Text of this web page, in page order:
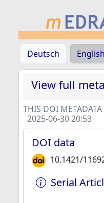
Deutsch English
View full
THIS DOI
2025-06-30 20:53
DOI data
10.1421/
Serial